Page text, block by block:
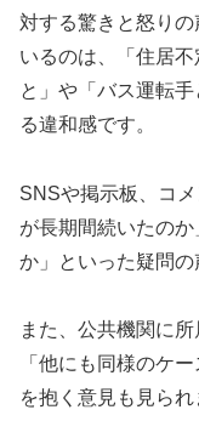
対する驚きと怒り
いるのは、「住居
と」や「バス運転
る違和感です。
SNSや掲示板、コ
が長期間続いたの
か」といった疑問の
また、公共機関に
「他にも同様のケ
を抱く意見も見られ